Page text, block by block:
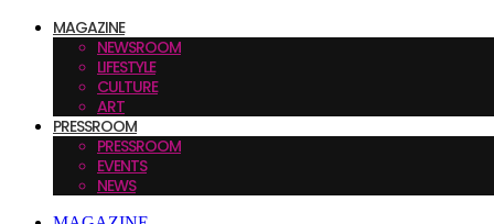
MAGAZINE
NEWSROOM
LIFESTYLE
CULTURE
ART
PRESSROOM
PRESSROOM
EVENTS
NEWS